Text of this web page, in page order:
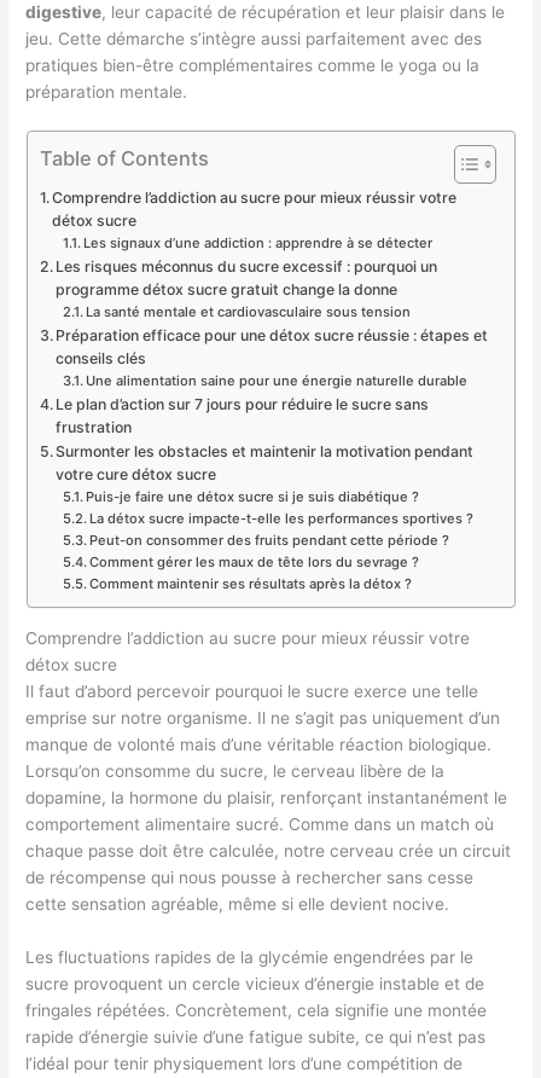
digestive, leur capacité de récupération et leur plaisir dans le
jeu. Cette démarche s’intègre aussi parfaitement avec des
pratiques bien-être complémentaires comme le yoga ou la
préparation mentale.
Table of Contents
Comprendre l’addiction au sucre pour mieux réussir votre
détox sucre
Les signaux d’une addiction : apprendre à se détecter
Les risques méconnus du sucre excessif : pourquoi un
programme détox sucre gratuit change la donne
La santé mentale et cardiovasculaire sous tension
Préparation efficace pour une détox sucre réussie : étapes et
conseils clés
Une alimentation saine pour une énergie naturelle durable
Le plan d’action sur 7 jours pour réduire le sucre sans
frustration
Surmonter les obstacles et maintenir la motivation pendant
votre cure détox sucre
Puis-je faire une détox sucre si je suis diabétique ?
La détox sucre impacte-t-elle les performances sportives ?
Peut-on consommer des fruits pendant cette période ?
Comment gérer les maux de tête lors du sevrage ?
Comment maintenir ses résultats après la détox ?
Comprendre l’addiction au sucre pour mieux réussir votre
détox sucre
Il faut d’abord percevoir pourquoi le sucre exerce une telle
emprise sur notre organisme. Il ne s’agit pas uniquement d’un
manque de volonté mais d’une véritable réaction biologique.
Lorsqu’on consomme du sucre, le cerveau libère de la
dopamine, la hormone du plaisir, renforçant instantanément le
comportement alimentaire sucré. Comme dans un match où
chaque passe doit être calculée, notre cerveau crée un circuit
de récompense qui nous pousse à rechercher sans cesse
cette sensation agréable, même si elle devient nocive.
Les fluctuations rapides de la glycémie engendrées par le
sucre provoquent un cercle vicieux d’énergie instable et de
fringales répétées. Concrètement, cela signifie une montée
rapide d’énergie suivie d’une fatigue subite, ce qui n’est pas
l’idéal pour tenir physiquement lors d’une compétition de